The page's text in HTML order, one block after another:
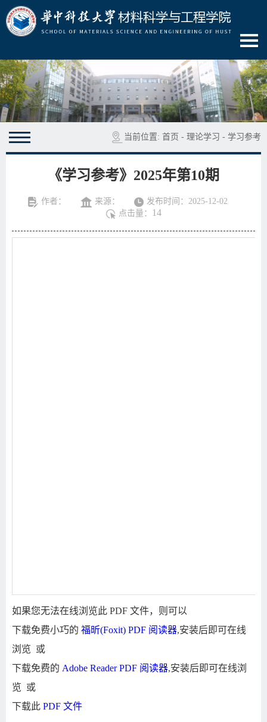
当前位置: 首页 - 理论学习 - 学习参考
《学习参考》2025年第10期
作者： 来源：
发布时间：2025-12-02
点击量：
14
如果您无法在线浏览此 PDF 文件，则可以
下载免费小巧的 福昕(Foxit) PDF 阅读器,安装后即可在线
浏览 或
下载免费的 Adobe Reader PDF 阅读器,安装后即可在线浏
览 或
下载此 PDF 文件